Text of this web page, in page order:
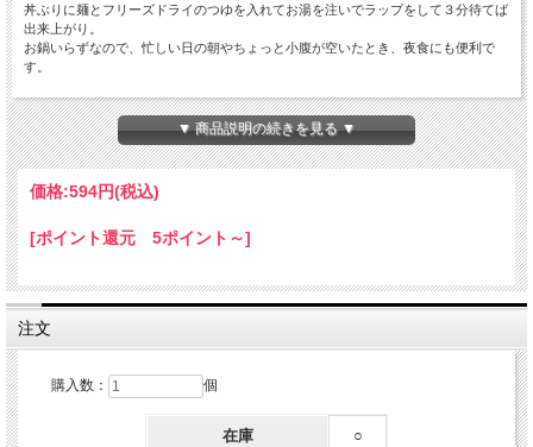
丼ぶりに麺とフリーズドライのつゆを入れてお湯を注いでラップをして３分待てば
出来上がり。
お鍋いらずなので、忙しい日の朝やちょっと小腹が空いたとき、夜食にも便利で
す。
鯛のほぐし身が入った清汁仕立てのフリーズドライは、出汁のきいた上品な味わい
に仕上げました。
TSN1
小豆島 手延にゅう麺『鯛』（1個）
■内容量：52g（麺40g）
※アレルギー表示対象品目：小麦、大豆、ごま
▼ 商品説明の続きを見る ▼
価格:594円(税込)
[ポイント還元 5ポイント～]
注文
購入数： 個
在庫 ○